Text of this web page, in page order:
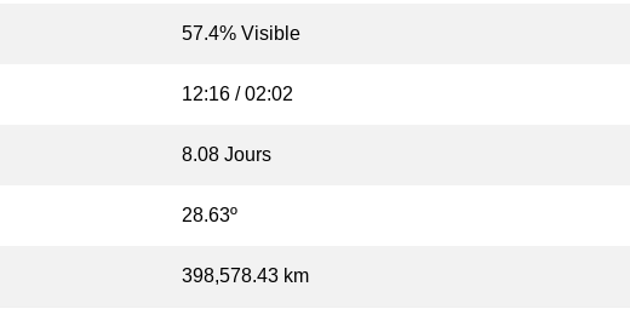
57.4% Visible
12:16 / 02:02
8.08 Jours
28.63º
398,578.43 km